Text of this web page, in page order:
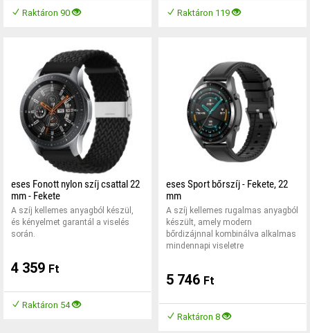
Raktáron 90 Raktáron 119
eses Fonott nylon szíj csattal 22
mm - Fekete
A szíj kellemes anyagból készül,
és kényelmet garantál a viselés
során.
4 359 Ft
Raktáron 54
eses Sport bőrszíj - Fekete, 22
mm
A szíj kellemes rugalmas anyagból
készült, amely modern
bőrdizájnnal kombinálva alkalmas
mindennapi viseletre
5 746 Ft
Raktáron 8